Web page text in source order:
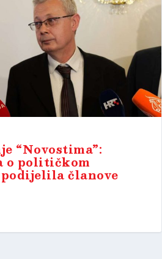
“Novostima”:
o političkom
članove